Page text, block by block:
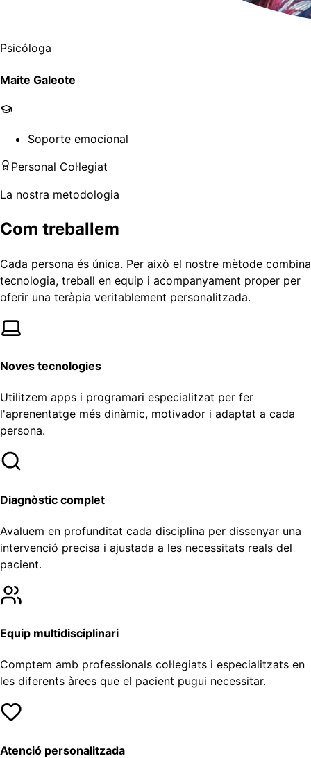
Psicóloga
Maite Galeote
Soporte emocional
Personal Col·legiat
La nostra metodologia
Com treballem
Cada persona és única. Per això el nostre mètode combina
tecnologia, treball en equip i acompanyament proper per
oferir una teràpia veritablement personalitzada.
Noves tecnologies
Utilitzem apps i programari especialitzat per fer
l'aprenentatge més dinàmic, motivador i adaptat a cada
persona.
Diagnòstic complet
Avaluem en profunditat cada disciplina per dissenyar una
intervenció precisa i ajustada a les necessitats reals del
pacient.
Equip multidisciplinari
Comptem amb professionals col·legiats i especialitzats en
les diferents àrees que el pacient pugui necessitar.
Atenció personalitzada